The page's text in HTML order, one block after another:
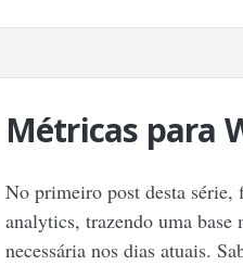
Métricas para
No primeiro post desta série,
analytics, trazendo uma base
necessária nos dias atuais.